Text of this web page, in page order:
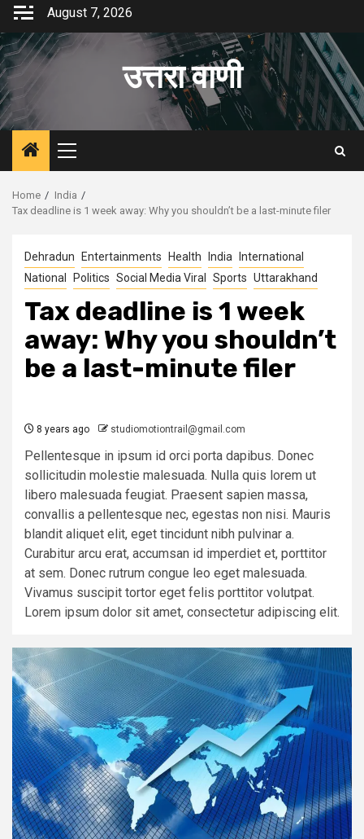
Skip
content
August 7, 2026
उत्तरा वाणी
Primary
Menu
Home
India
Tax deadline is 1 week away: Why you shouldn’t be a last-minute filer
Dehradun Entertainments Health India
International
National
Politics Social Media Viral Sports Uttarakhand
Tax deadline is 1 week
away: Why you shouldn’t
be a last-minute filer
8 years ago studiomotiontrail@gmail.com
Pellentesque in ipsum id orci porta dapibus. Donec
sollicitudin molestie malesuada. Nulla quis lorem ut
libero malesuada feugiat. Praesent sapien massa,
convallis a pellentesque nec, egestas non nisi. Mauris
blandit aliquet elit, eget tincidunt nibh pulvinar a.
Curabitur arcu erat, accumsan id imperdiet et, porttitor
at sem. Donec rutrum congue leo eget malesuada.
Vivamus suscipit tortor eget felis porttitor volutpat.
Lorem ipsum dolor sit amet, consectetur adipiscing elit.